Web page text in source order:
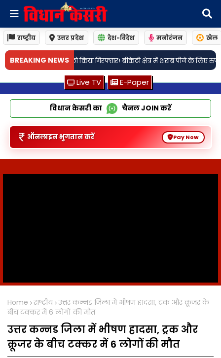
राष्ट्रीय उत्तर प्रदेश देश-विदेश मनोरंजन खेल
BREAKING NEWS
क्षेत्र में शराब पीने के लिए रुपये मांगने को लेकर हुए था विवाद• लखनऊ: सैरपुर
Live TV E-Paper
विधान केसरी का चैनलJOIN करें
ऑनलाइन भुगतान करें Pay Now
Home राष्ट्रीय उत्तर कन्नड जिला में भीषण हादसा, ट्रक और क्रूजर के
बीच टक्कर में 6 लोगों की मौत
उत्तर कन्नड जिला में भीषण हादसा, ट्रक और
क्रूजर के बीच टक्कर में 6 लोगों की मौत